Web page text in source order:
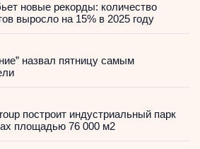
новые рекорды: количество
выросло на 15% в 2025 году
назвал пятницу самым
построит индустриальный парк
площадью 76 000 м2